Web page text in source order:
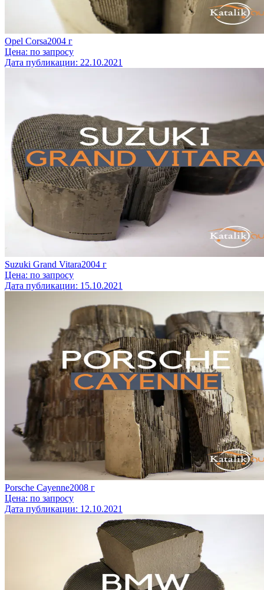
Opel Corsa2004 г
Цена: по запросу
Дата публикации: 22.10.2021
Suzuki Grand Vitara2004 г
Цена: по запросу
Дата публикации: 15.10.2021
Porsche Cayenne2008 г
Цена: по запросу
Дата публикации: 12.10.2021